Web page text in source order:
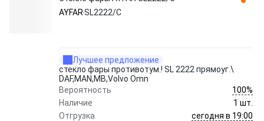
AYFARSL2222/C
Лучшее предложение
стекло фары противотум.! SL 2222 прямоуг.\
DAF,MAN,MB,Volvo Omn
Вероятность
100%
Наличие
1 шт.
Отгрузка
сегодня в 19:00